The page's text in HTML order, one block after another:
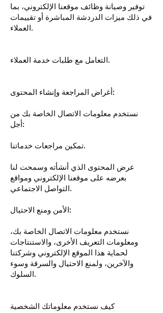
توفير وصيانة وظائف موقعنا الإلكتروني، بما
في ذلك ميزات الدردشة المباشرة أو تقييمات
العملاء.
التعامل مع طلبات خدمة العملاء.
أغراض المراجعة وإنشاء المحتوى:
نستخدم معلومات الاتصال الخاصة بك من
أجل:
تمكين مراجعات خدماتنا.
عرض المحتوى الذي أنشأته وسمحت لنا
بعرضه على موقعنا الإلكتروني ومواقع
التواصل الاجتماعي.
الأمن ومنع الاحتيال:
نستخدم معلومات الاتصال الخاصة بك،
ومعلومات التعريف الأخرى، والاستنتاجات
لحماية هذا الموقع الإلكتروني وشركتنا
والآخرين، ولمنع الاحتيال والسرقة وسوء
السلوك.
كيف نستخدم معلوماتك الشخصية